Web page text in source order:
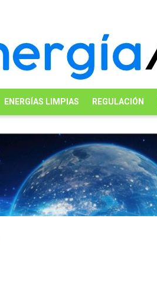
ENERGÍAS LIMPIAS REGULACIÓN